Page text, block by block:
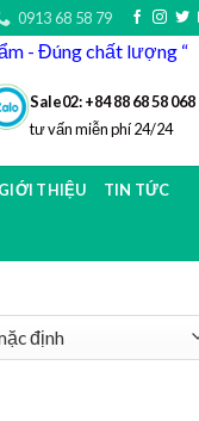
0913 68 58 79
- Đúng chất lượng “
Sale02: +84 88 68 58 068
tư vấn miễn phí 24/24
GIỚI THIỆU TIN TỨC